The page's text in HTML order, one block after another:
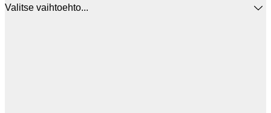
Valitse vaihtoehto...